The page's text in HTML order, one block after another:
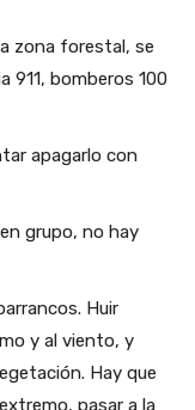
zona forestal, se
911, bomberos 100
apagarlo con
grupo, no hay
Huir
y al viento, y
Hay que
pasar a la